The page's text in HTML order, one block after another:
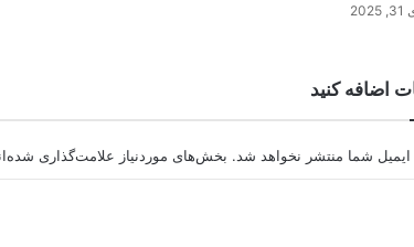
اضافه کنید
شما منتشر نخواهد شد. بخش‌های موردنیاز علامت‌گذاری